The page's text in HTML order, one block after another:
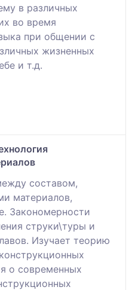
в различных
во время
при общении с
жизненных
и т.д.
составом,
материалов,
Закономерности
струки\туры и
Изучает теорию
о современных